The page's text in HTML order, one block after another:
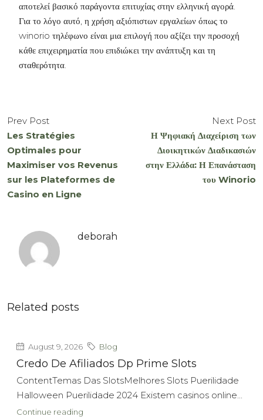
αποτελεί βασικό παράγοντα επιτυχίας στην ελληνική αγορά.
Για το λόγο αυτό, η χρήση αξιόπιστων εργαλείων όπως το
winorio τηλέφωνο είναι μια επιλογή που αξίζει την προσοχή
κάθε επιχειρηματία που επιδιώκει την ανάπτυξη και τη
σταθερότητα.
Prev Post
Les Stratégies
Optimales pour
Maximiser vos Revenus
sur les Plateformes de
Casino en Ligne
Next Post
Η Ψηφιακή Διαχείριση των
Διοικητικών Διαδικασιών
στην Ελλάδα: Η Επανάσταση
του Winorio
deborah
Related posts
August 9, 2026 Blog
Credo De Afiliados Dp Prime Slots
ContentTemas Das SlotsMelhores Slots Puerilidade
Halloween Puerilidade 2024 Existem casinos online...
Continue reading